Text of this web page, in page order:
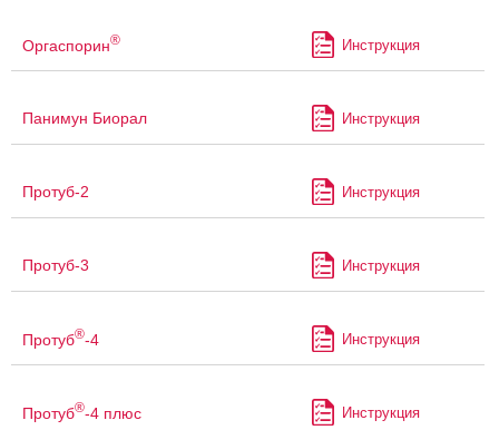
Оргаспорин® Инструкция
Панимун Биорал Инструкция
Протуб-2 Инструкция
Протуб-3 Инструкция
Протуб®-4 Инструкция
Протуб®-4 плюс Инструкция